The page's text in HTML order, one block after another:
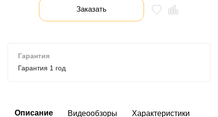
Заказать
Гарантия
Гарантия 1 год
Описание Видеообзоры Характеристики